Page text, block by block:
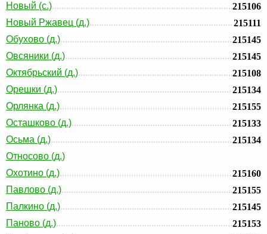
Новый (с.)
215106
Новый Ржавец (д.)
215111
Обухово (д.)
215145
Овсяники (д.)
215145
Октябрьский (д.)
215108
Орешки (д.)
215134
Орлянка (д.)
215155
Осташково (д.)
215133
Осьма (д.)
215134
Относово (д.)
Охотино (д.)
215160
Павлово (д.)
215155
Палкино (д.)
215145
Паново (д.)
215153